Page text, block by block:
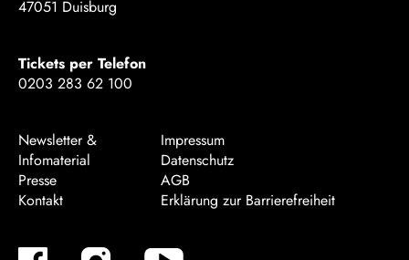
47051 Duisburg
Tickets per Telefon
0203 283 62 100
Newsletter &
Infomaterial
Presse
Kontakt
Impressum
Datenschutz
AGB
Erklärung zur Barrierefreiheit